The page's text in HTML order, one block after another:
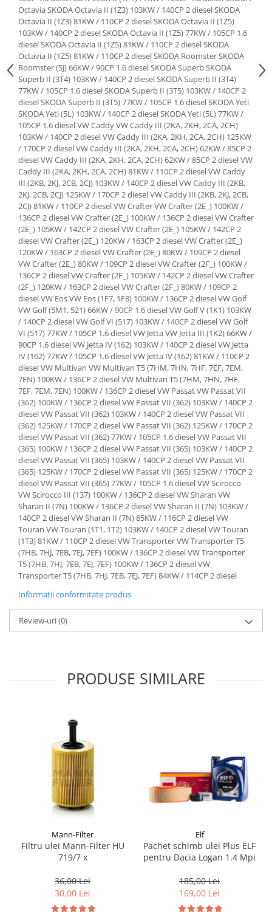
Suporti si placi prindere
Informatii conformitate produs
Review-uri(0)
PRODUSE SIMILARE
Mann-Filter
Filtru ulei Mann-Filter HU
719/7 x
36,00 Lei
30,00 Lei
Elf
Pachet schimb ulei Plus ELF
pentru Dacia Logan 1.4 Mpi
185,00 Lei
169,00 Lei